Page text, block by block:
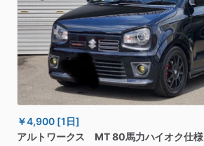
￥4,900 [1日]
アルトワークス
MT80馬力ハイオク仕様